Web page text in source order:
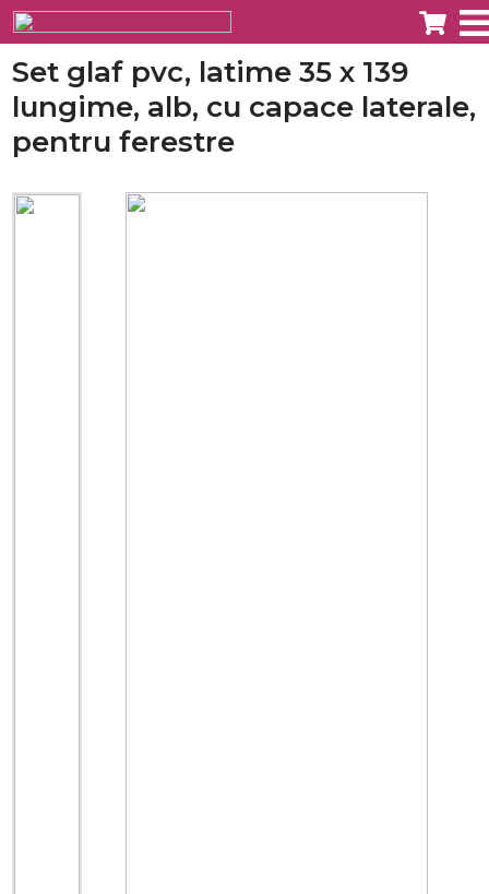
Set glaf pvc, latime 35 x 139
lungime, alb, cu capace laterale,
pentru ferestre